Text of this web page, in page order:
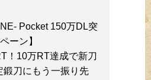
Pocket 150万DL突
ーン】
！10万RT達成で新刀
鍛刀にもう一振り先